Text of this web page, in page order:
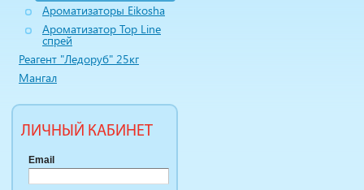
Ароматизаторы Eikosha
Ароматизатор Top Line
спрей
Реагент "Ледоруб" 25кг
Мангал
ЛИЧНЫЙ КАБИНЕТ
Email